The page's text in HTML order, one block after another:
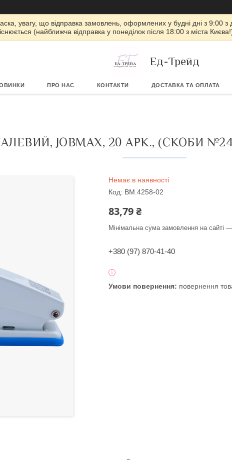
увагу, що відправка замовлень, оформлених у будні дні з 9:00
(найближча відправка у понеділок після 18:00 з міста
Ед-Трейд
ПРО НАС КОНТАКТИ ДОСТАВКА ТА ОПЛАТА
JOBMAX, 20 АРК., (СКОБИ
Немає в наявності
Код: BM.4258-02
83,79 ₴
Мінімальна сума замовлення на сайті
+380 (97) 870-41-40
повернення